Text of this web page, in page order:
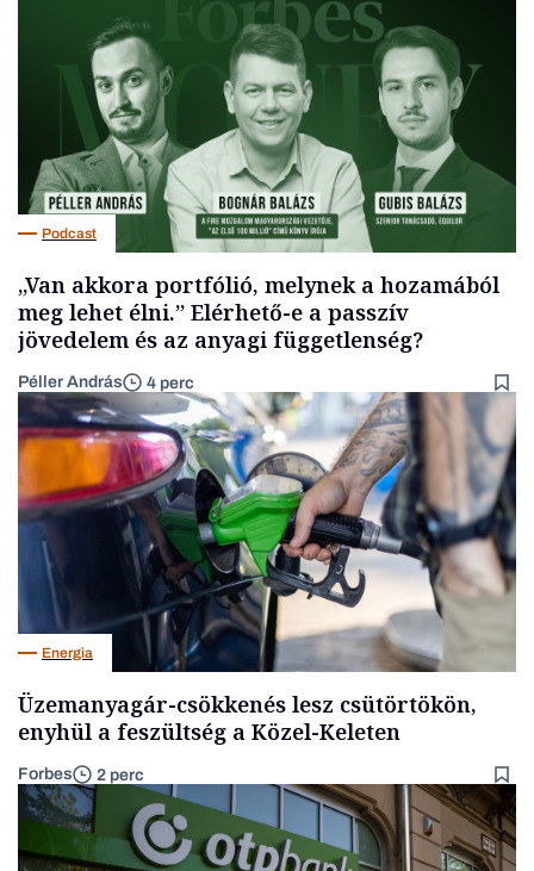
Podcast
„Van akkora portfólió, melynek a hozamából
meg lehet élni.” Elérhető-e a passzív
jövedelem és az anyagi függetlenség?
Péller András 4 perc
Energia
Üzemanyagár-csökkenés lesz csütörtökön,
enyhül a feszültség a Közel-Keleten
Forbes 2 perc